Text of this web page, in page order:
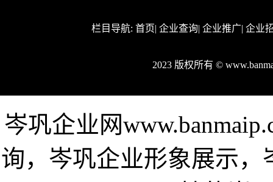
栏目导航: 首页| 企业查询| 企业推广| 企业
2023 版权所有 ©
岑巩企业网
询，岑巩企业形象展示